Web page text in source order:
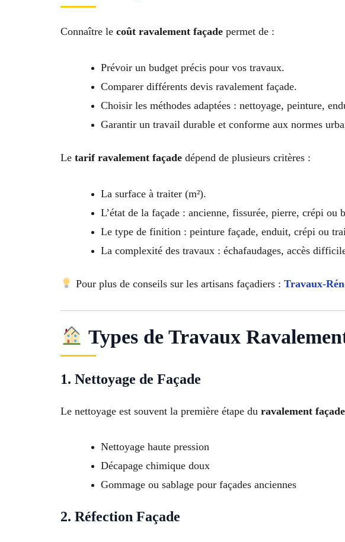
Connaître le coût ravalement façade permet de :
Prévoir un budget précis pour vos travaux.
Comparer différents devis ravalement façade.
Choisir les méthodes adaptées : nettoyage, peinture,
Garantir un travail durable et conforme aux normes
Le tarif ravalement façade dépend de plusieurs critères :
La surface à traiter (m²).
L’état de la façade : ancienne, fissurée, pierre, crépi ou
Le type de finition : peinture façade, enduit, crépi ou
La complexité des travaux : échafaudages, accès
Pour plus de conseils sur les artisans façadiers : Travaux-
Types de Travaux
1. Nettoyage de Façade
Le nettoyage est souvent la première étape du ravalement façade
Nettoyage haute pression
Décapage chimique doux
Gommage ou sablage pour façades anciennes
2. Réfection Façade